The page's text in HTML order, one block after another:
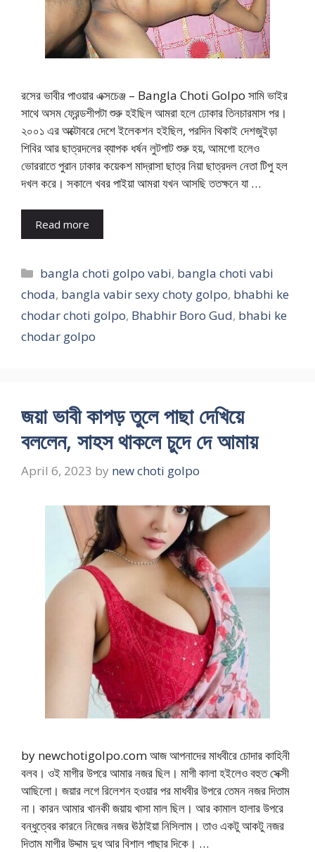
রসের ভাবীর পাওয়ার এক্সচেঞ্জ – Bangla Choti Golpo সামি ভাইর
সাথে অসম ফ্রেন্ডশীপটা শুরু হইছিল আমরা হলে ঢোকার তিনচারমাস পর।
২০০১ এর অক্টোবরে দেশে ইলেকশন হইছিল, পরদিন থিকাই দেশজুইড়া
শিবির আর ছাত্রদলের ব্যাপক ধর্ষন লুটপাট শুরু হয়, আমগো হলেও
ভোররাতে পুরান ঢাকার কয়েকশ মাদ্রাসা ছাত্র নিয়া ছাত্রদল নেতা টিপু হল
দখল করে। সকালে খবর পাইয়া আমরা যখন আসছি ততক্ষনে যা …
Read more
Categories
bangla choti golpo vabi, bangla choti vabi
choda, bangla vabir sexy choty golpo, bhabhi ke
chodar choti golpo, Bhabhir Boro Gud, bhabi ke
chodar golpo
জয়া ভাবী কাপড় তুলে পাছা দেখিয়ে
বললেন, সাহস থাকলে চুদে দে আমায়
April 6, 2023 by new choti golpo
by newchotigolpo.com আজ আপনাদের মাধবীরে চোদার কাহিনী
বলব। ওই মাগীর উপরে আমার নজর ছিল। মাগী কালা হইলেও বহুত সেক্সী
আছিলো। জয়ার লগে রিলেশন হওয়ার পর মাধবীর উপরে তেমন নজর দিতাম
না। কারন আমার খানকী জয়ায় খাসা মাল ছিল। আর কামাল হালার উপরে
বন্ধুত্বের কারনে নিজের নজর ঊঠাইয়া নিসিলাম। তাও একটু আকটু নজর
দিতাম মাগীর উদ্দাম দুধ আর বিশাল পাছার দিকে। …